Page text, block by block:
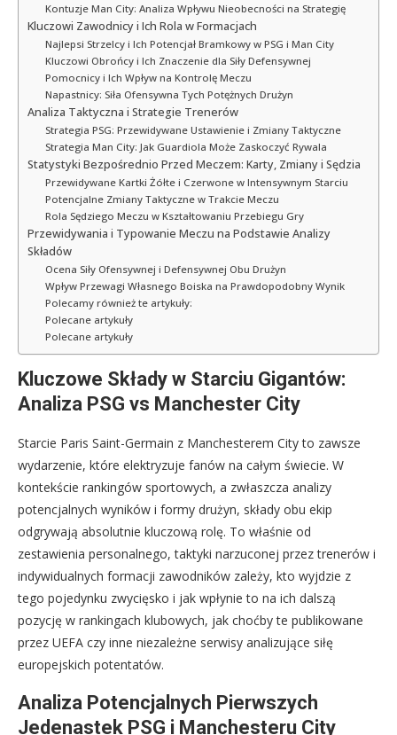
Kontuzje Man City: Analiza Wpływu Nieobecności na Strategię
Kluczowi Zawodnicy i Ich Rola w Formacjach
Najlepsi Strzelcy i Ich Potencjał Bramkowy w PSG i Man City
Kluczowi Obrońcy i Ich Znaczenie dla Siły Defensywnej
Pomocnicy i Ich Wpływ na Kontrolę Meczu
Napastnicy: Siła Ofensywna Tych Potężnych Drużyn
Analiza Taktyczna i Strategie Trenerów
Strategia PSG: Przewidywane Ustawienie i Zmiany Taktyczne
Strategia Man City: Jak Guardiola Może Zaskoczyć Rywala
Statystyki Bezpośrednio Przed Meczem: Karty, Zmiany i Sędzia
Przewidywane Kartki Żółte i Czerwone w Intensywnym Starciu
Potencjalne Zmiany Taktyczne w Trakcie Meczu
Rola Sędziego Meczu w Kształtowaniu Przebiegu Gry
Przewidywania i Typowanie Meczu na Podstawie Analizy
Składów
Ocena Siły Ofensywnej i Defensywnej Obu Drużyn
Wpływ Przewagi Własnego Boiska na Prawdopodobny Wynik
Polecamy również te artykuły:
Polecane artykuły
Polecane artykuły
Kluczowe Składy w Starciu Gigantów:
Analiza PSG vs Manchester City
Starcie Paris Saint-Germain z Manchesterem City to zawsze
wydarzenie, które elektryzuje fanów na całym świecie. W
kontekście rankingów sportowych, a zwłaszcza analizy
potencjalnych wyników i formy drużyn, składy obu ekip
odgrywają absolutnie kluczową rolę. To właśnie od
zestawienia personalnego, taktyki narzuconej przez trenerów i
indywidualnych formacji zawodników zależy, kto wyjdzie z
tego pojedynku zwycięsko i jak wpłynie to na ich dalszą
pozycję w rankingach klubowych, jak choćby te publikowane
przez UEFA czy inne niezależne serwisy analizujące siłę
europejskich potentatów.
Analiza Potencjalnych Pierwszych
Jedenastek PSG i Manchesteru City